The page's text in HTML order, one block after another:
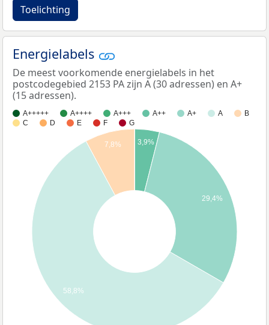
Toelichting
Energielabels
De meest voorkomende energielabels in het
postcodegebied 2153 PA zijn A (30 adressen) en A+
(15 adressen).
A+++++ A++++ A+++ A++ A+ A
B
C
D E F G
3,9%
29,4%
7,8%
58,8%